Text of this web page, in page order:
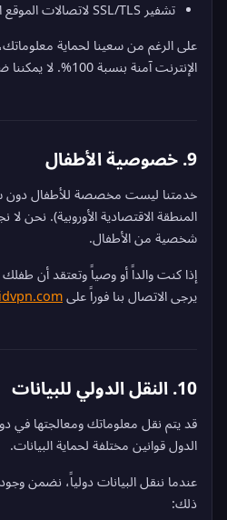
تشفير SSL/TLS لاتصالات الموقع الإلكتروني
على الرغم من سعينا لحماية معلوماتك،
الإنترنت آمنة بنسبة 100%. لا يمكننا ضمان الأمان المطلق.
9. خصوصية الأطفال
المنطقة الاقتصادية الأوروبية). نحن
شخصية من الأطفال.
إذا كنت والداً أو وصياً وتعتقد أن
يرجى الاتصال بنا فوراً على
10. النقل الدولي للبيانات
قد يتم نقل معلوماتك ومعالجتها في
الدول قوانين مختلفة لحماية البيانات.
عندما ننقل البيانات دولياً، نضمن
ذلك: